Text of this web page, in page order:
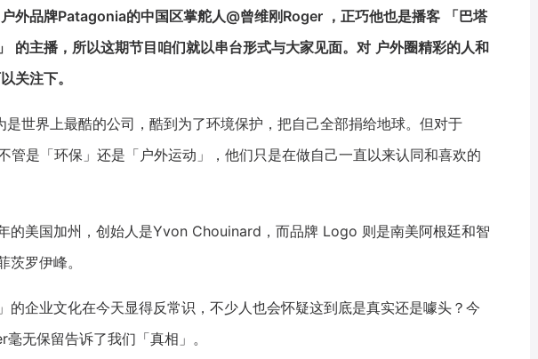
户外品牌Patagonia的中国区掌舵人@曾维刚Roger ，正巧他也是播客
「巴塔
的主播，所以这期节目咱们就以串台形式与大家见面。对 户外圈精彩的人和
关注下。
世界上最酷的公司，酷到为了环境保护，把自己全部捐给地球。但对于
管是「环保」还是「户外运动」，他们只是在做自己一直以来认同和喜欢的
的美国加州，创始人是Yvon Chouinard，而品牌 Logo 则是南美阿根廷和智
茨罗伊峰。
的企业文化在今天显得反常识，不少人也会怀疑这到底是真实还是噱头？今
无保留告诉了我们「真相」。